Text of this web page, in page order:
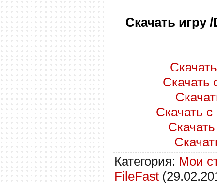
Скачать игру
Скачать
Скачать
Категория: Мои
FileFast